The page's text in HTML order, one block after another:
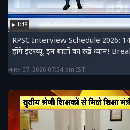
1:48
RPSC Interview Schedule 2026:
होंगे इंटरव्यू, इन बातों का रखें ध्यान!
अगस्त 07, 2026 07:54 am IST